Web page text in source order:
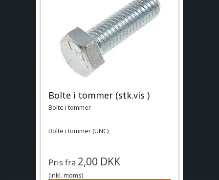
Bolte i tommer (stk.vis )
Bolte i tommer
Bolte i tommer (UNC)
Pris fra 2,00 DKK
(inkl. moms)